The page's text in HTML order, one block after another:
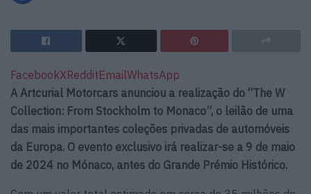
FacebookXRedditEmailWhatsApp
A Artcurial Motorcars anunciou a realização do “The W
Collection: From Stockholm to Monaco”, o leilão de uma
das mais importantes coleções privadas de automóveis
da Europa. O evento exclusivo irá realizar-se a 9 de maio
de 2024 no Mónaco, antes do Grande Prémio Histórico.